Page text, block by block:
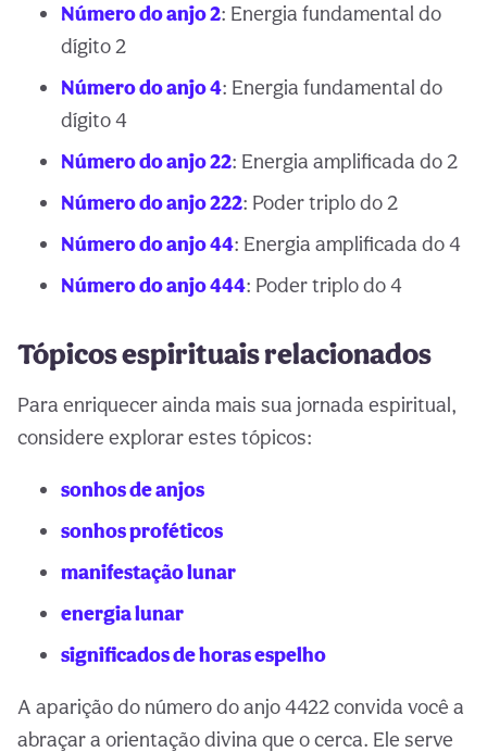
Número do anjo 2: Energia fundamental do
dígito 2
Número do anjo 4: Energia fundamental do
dígito 4
Número do anjo 22: Energia amplificada do 2
Número do anjo 222: Poder triplo do 2
Número do anjo 44: Energia amplificada do 4
Número do anjo 444: Poder triplo do 4
Tópicos espirituais relacionados
Para enriquecer ainda mais sua jornada espiritual,
considere explorar estes tópicos:
sonhos de anjos
sonhos proféticos
manifestação lunar
energia lunar
significados de horas espelho
A aparição do número do anjo 4422 convida você a
abraçar a orientação divina que o cerca. Ele serve